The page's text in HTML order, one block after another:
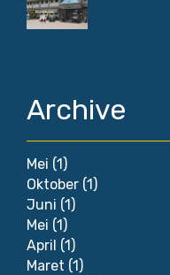
Archive
Mei (1)
Oktober (1)
Juni (1)
Mei (1)
April (1)
Maret (1)